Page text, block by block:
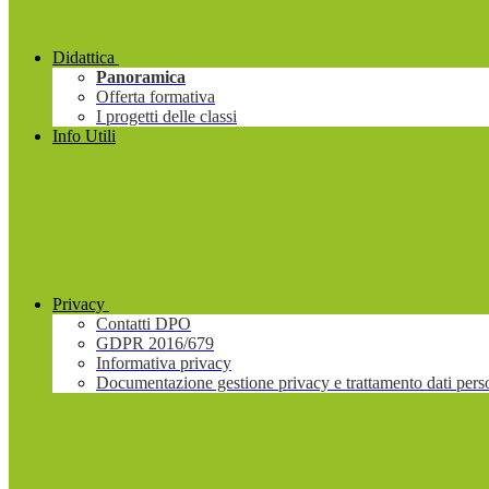
Didattica
Panoramica
Offerta formativa
I progetti delle classi
Info Utili
Privacy
Contatti DPO
GDPR 2016/679
Informativa privacy
Documentazione gestione privacy e trattamento dati